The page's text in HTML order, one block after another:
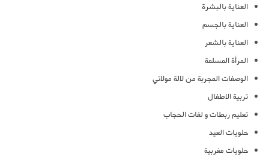
العناية بالبشرة
العناية بالجسم
العناية بالشعر
المرأة المسلمة
الوصفات المجربة من لالة مولاتي
تربية الاطفال
تعليم ربطات و لفات الحجاب
حلويات العيد
حلويات مغربية